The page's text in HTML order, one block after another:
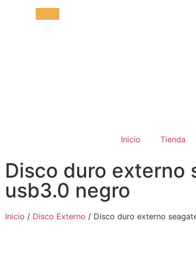
Inicio Tienda
Disco duro
usb3.0 negro
Inicio / Disco Externo / Disco duro externo